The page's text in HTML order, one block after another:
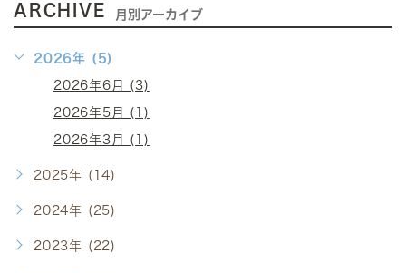
ARCHIVE 月別アーカイブ
2026年 (5)
2026年6月 (3)
2026年5月 (1)
2026年3月 (1)
2025年 (14)
2024年 (25)
2023年 (22)